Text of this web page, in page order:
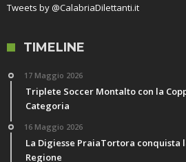
Tweets by @CalabriaDilettanti.it
TIMELINE
17 Maggio 2026
Triplete Soccer Montalto con la
Categoria
16 Maggio 2026
La Digiesse PraiaTortora conquista
Regione